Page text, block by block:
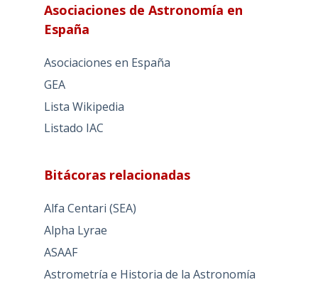
Asociaciones de Astronomía en
España
Asociaciones en España
GEA
Lista Wikipedia
Listado IAC
Bitácoras relacionadas
Alfa Centari (SEA)
Alpha Lyrae
ASAAF
Astrometría e Historia de la Astronomía